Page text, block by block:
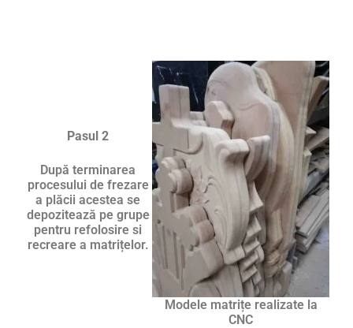
Modele matrițe realizate la
CNC
Pasul 2
După terminarea
procesului de frezare
a plăcii acestea se
depozitează pe grupe
pentru refolosire si
recreare a matrițelor.